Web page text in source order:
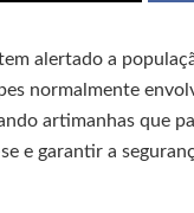
alertado a
normalmente
artimanhas que
e garantir a